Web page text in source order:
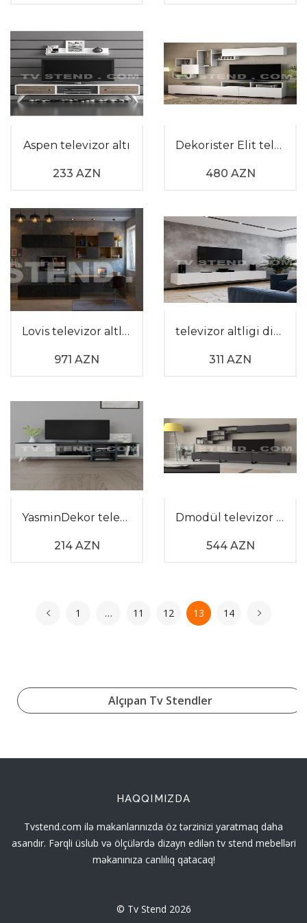
Aspen televizor altı
233 AZN
Dekorister Elit televizor altlığı
480 AZN
Lovis televizor altlığı
971 AZN
televizor altligi divarda 100
311 AZN
YasminDekor televizor altlığı
214 AZN
Dmodül televizor altlığı
544 AZN
1 … 11 12 13 14
Alçıpan Tv Stendler
HAQQIMIZDA
Tvstend.com ilə makanlarınızda öz tərzinizi yaratmaq daha
asandır. Fərqli üslub və ölçülərdə dizayn edilən tv stend mebelləri
məkanınıza canlılıq qatacaq!
© Tv Stend 2026